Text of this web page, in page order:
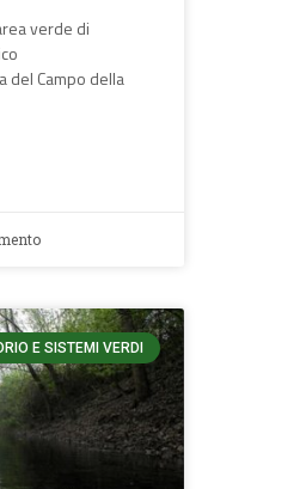
verde di
del Campo della
E SISTEMI VERDI